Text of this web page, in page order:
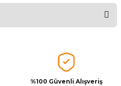
ederiz.
%100 Güvenli Alışveriş